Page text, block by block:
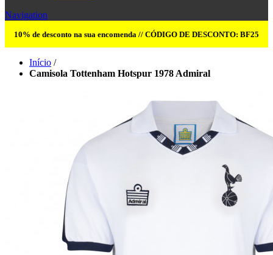
Navigation
10% de desconto na sua encomenda // CÓDIGO DE DESCONTO: BF25
Início /
Camisola Tottenham Hotspur 1978 Admiral